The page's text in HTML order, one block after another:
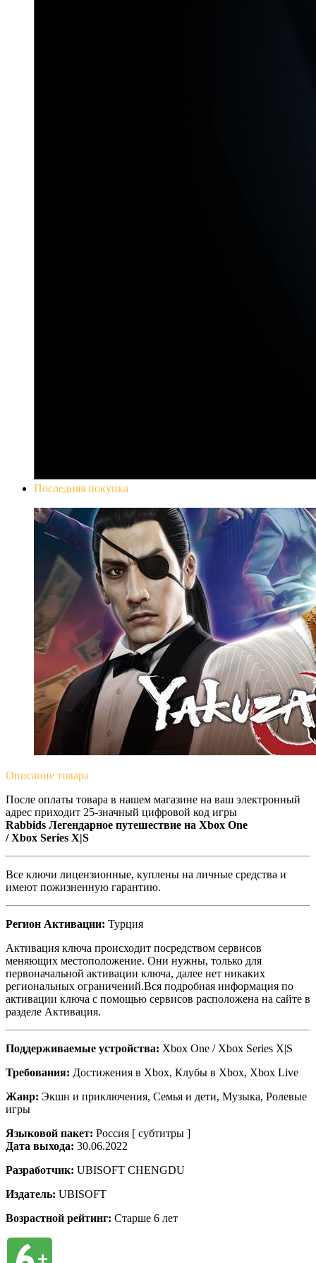
Последняя покупка
Описание товара
После оплаты товара в нашем магазине на ваш электронный
адрес приходит 25-значный цифровой код игры
Rabbids Легендарное путешествие на Xbox One
/ Xbox Series X|S
Все ключи лицензионные, куплены на личные средства и
имеют пожизненную гарантию.
Регион Активации: Турция
Активация ключа происходит посредством сервисов
меняющих местоположение. Они нужны, только для
первоначальной активации ключа, далее нет никаких
региональных ограничений.Вся подробная информация по
активации ключа с помощью сервисов расположена на сайте в
разделе Активация.
Поддерживаемые устройства: Xbox One / Xbox Series X|S
Требования: Достижения в Xbox, Клубы в Xbox, Xbox Live
Жанр: Экшн и приключения, Семья и дети, Музыка, Ролевые
игры
Языковой пакет: Россия [ субтитры ]
Дата выхода: 30.06.2022
Разработчик: UBISOFT CHENGDU
Издатель: UBISOFT
Возрастной рейтинг: Старше 6 лет